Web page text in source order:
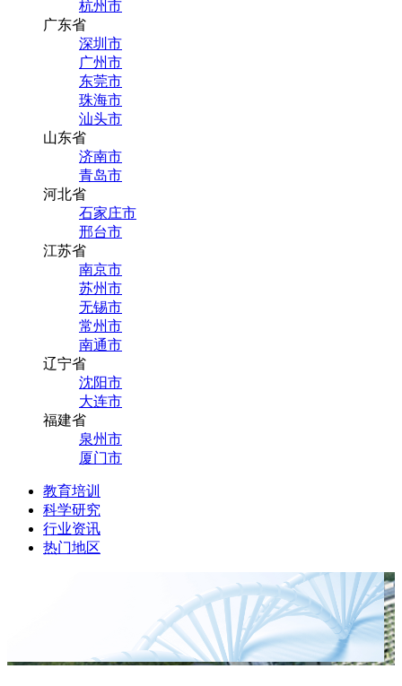
杭州市
广东省
深圳市
广州市
东莞市
珠海市
汕头市
山东省
济南市
青岛市
河北省
石家庄市
邢台市
江苏省
南京市
苏州市
无锡市
常州市
南通市
辽宁省
沈阳市
大连市
福建省
泉州市
厦门市
教育培训
科学研究
行业资讯
热门地区